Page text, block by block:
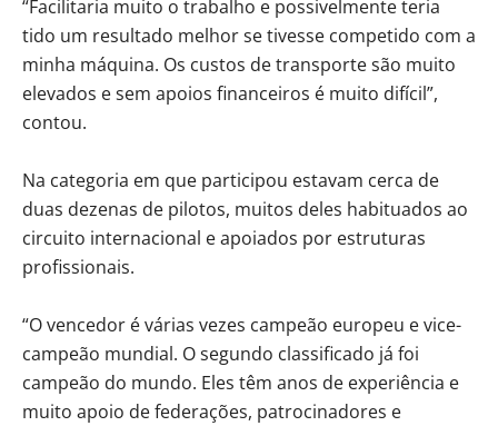
“Facilitaria muito o trabalho e possivelmente teria
tido um resultado melhor se tivesse competido com a
minha máquina. Os custos de transporte são muito
elevados e sem apoios financeiros é muito difícil”,
contou.
Na categoria em que participou estavam cerca de
duas dezenas de pilotos, muitos deles habituados ao
circuito internacional e apoiados por estruturas
profissionais.
“O vencedor é várias vezes campeão europeu e vice-
campeão mundial. O segundo classificado já foi
campeão do mundo. Eles têm anos de experiência e
muito apoio de federações, patrocinadores e